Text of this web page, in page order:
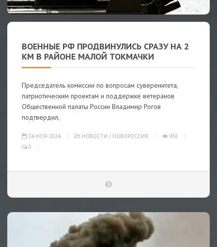
ВОЕННЫЕ РФ ПРОДВИНУЛИСЬ СРАЗУ НА 2
КМ В РАЙОНЕ МАЛОЙ ТОКМАЧКИ
Председатель комиссии по вопросам суверенитета,
патриотическим проектам и поддержке ветеранов
Общественной палаты России Владимир Рогов
подтвердил,
24-НОЯ-2024 НОВОСТИ / НОВОРОССИЯ
936
0